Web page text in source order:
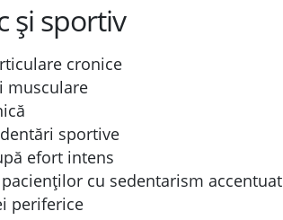
și sportiv
cronice
musculare
sportive
efort intens
cu sedentarism accentuat
periferice